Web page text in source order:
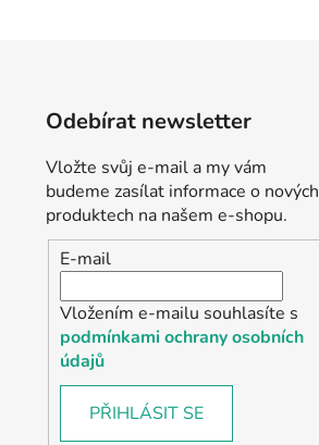
Odebírat newsletter
Vložte svůj e-mail a my vám
budeme zasílat informace o nových
produktech na našem e-shopu.
E-mail
Vložením e-mailu souhlasíte s
podmínkami ochrany osobních
údajů
PŘIHLÁSIT SE